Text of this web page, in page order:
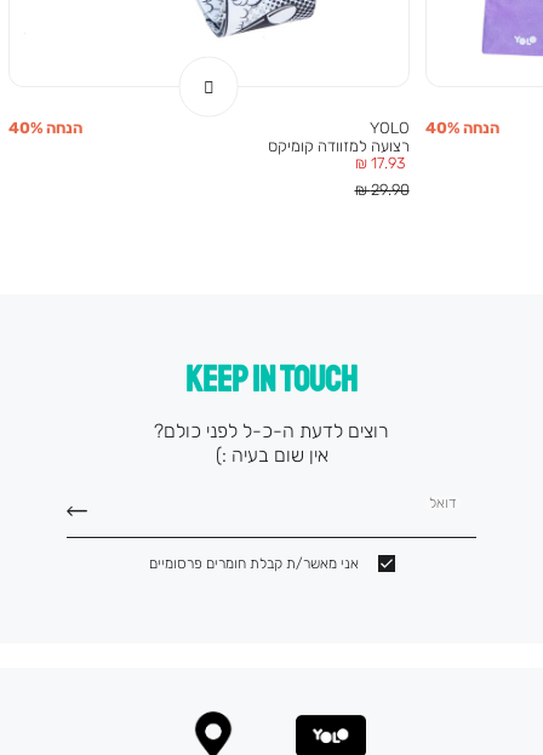
הנחה 40% YOLO
הנחה 40%
רצועה למזוודה קומיקס
מחיר
מוצר
17.93 ₪
מחיר
29.90 ₪
KEEP IN TOUCH
רוצים לדעת ה-כ-ל לפני כולם?
אין שום בעיה :)
דואל
אני מאשר/ת קבלת חומרים פרסומיים